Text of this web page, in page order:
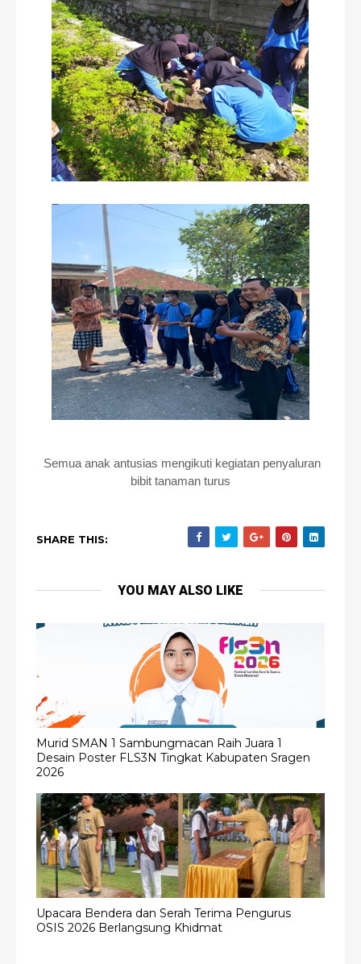
Semua anak antusias mengikuti kegiatan penyaluran
bibit tanaman turus
SHARE THIS:
YOU MAY ALSO LIKE
Murid SMAN 1 Sambungmacan Raih Juara 1
Desain Poster FLS3N Tingkat Kabupaten Sragen
2026
Upacara Bendera dan Serah Terima Pengurus
OSIS 2026 Berlangsung Khidmat